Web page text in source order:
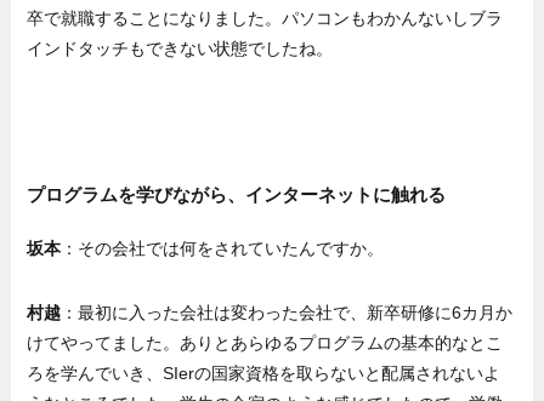
卒で就職することになりました。パソコンもわかんないしブラ
インドタッチもできない状態でしたね。
プログラムを学びながら、インターネットに触れる
坂本 ：その会社では何をされていたんですか。
村越 ：最初に入った会社は変わった会社で、新卒研修に6カ月か
けてやってました。ありとあらゆるプログラムの基本的なとこ
ろを学んでいき、SIerの国家資格を取らないと配属されないよ